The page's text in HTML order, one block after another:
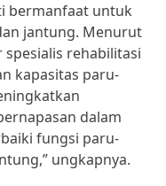
bermanfaat untuk
jantung. Menurut
spesialis rehabilitasi
kapasitas paru-
dalam
fungsi paru-
ungkapnya.